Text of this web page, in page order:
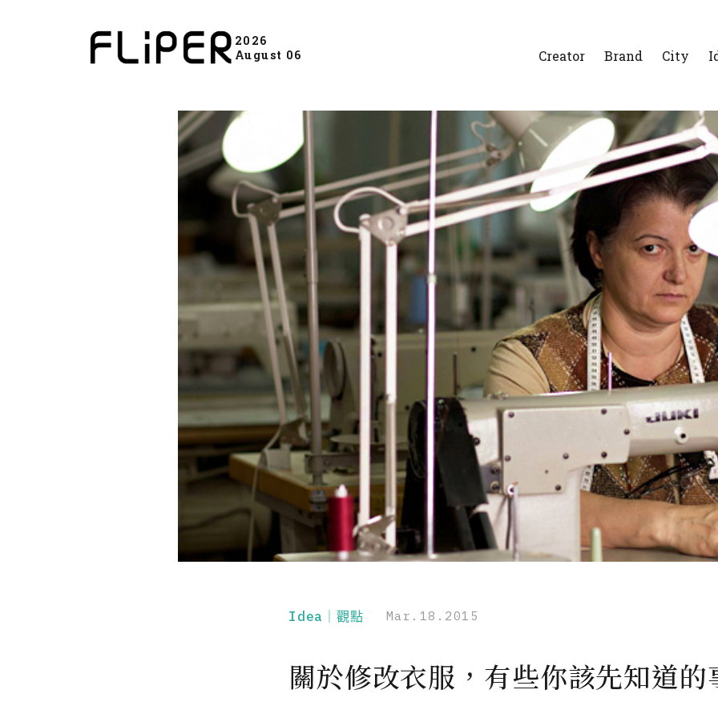
2026
August 06
Creator Brand City
Idea｜觀點 Mar.18.2015
關於修改衣服，有些你該先知道的